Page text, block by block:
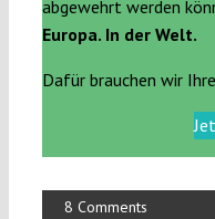
abgewehrt werden
Europa. In der Welt.
Dafür brauchen wir
8 Comments